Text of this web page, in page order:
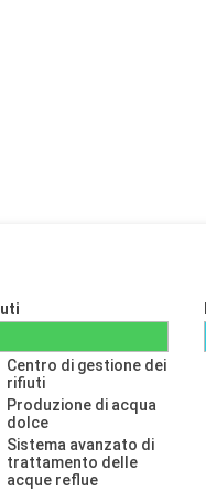
Centro di gestione dei
rifiuti
Produzione di acqua
dolce
Sistema avanzato di
trattamento delle
acque reflue